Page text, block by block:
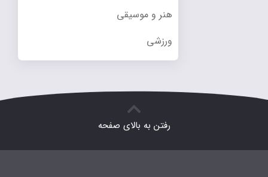
هنر و موسیقی
ورزشی
رفتن به بالای صفحه